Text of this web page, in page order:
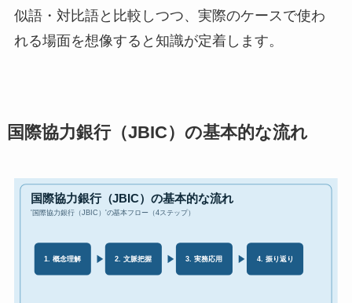
似語・対比語と比較しつつ、実際のケースで使わ
れる場面を想像すると知識が定着します。
国際協力銀行（JBIC）の基本的な流れ